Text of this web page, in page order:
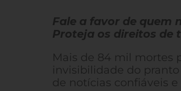
Fale a favor de quem
Proteja os direitos de
Mais de 84 mil mortes
invisibilidade do
de notícias confiáveis